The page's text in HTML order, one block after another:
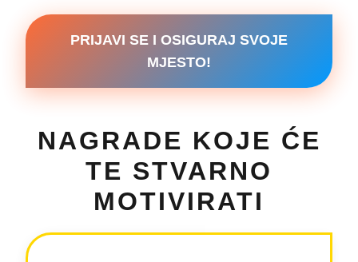
PRIJAVI SE I OSIGURAJ SVOJE
MJESTO!
NAGRADE KOJE ĆE
TE STVARNO
MOTIVIRATI